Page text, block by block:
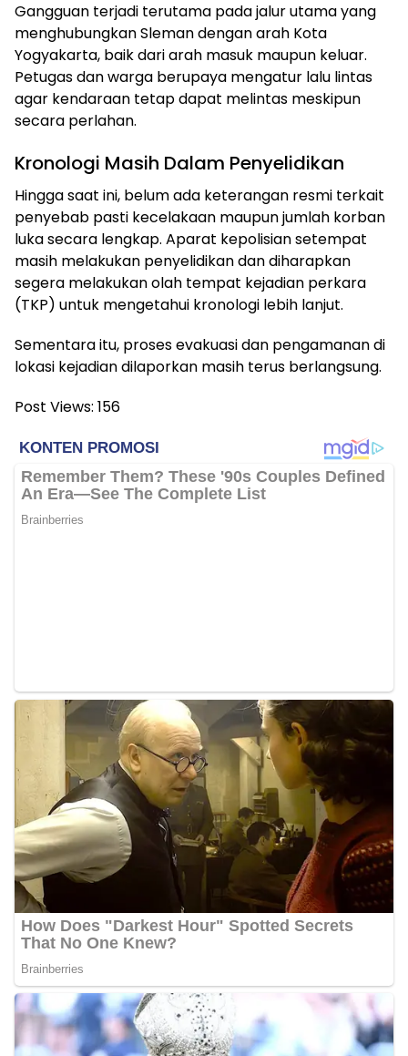
Gangguan terjadi terutama pada jalur utama yang
menghubungkan Sleman dengan arah Kota
Yogyakarta, baik dari arah masuk maupun keluar.
Petugas dan warga berupaya mengatur lalu lintas
agar kendaraan tetap dapat melintas meskipun
secara perlahan.
Kronologi Masih Dalam Penyelidikan
Hingga saat ini, belum ada keterangan resmi terkait
penyebab pasti kecelakaan maupun jumlah korban
luka secara lengkap. Aparat kepolisian setempat
masih melakukan penyelidikan dan diharapkan
segera melakukan olah tempat kejadian perkara
(TKP) untuk mengetahui kronologi lebih lanjut.
Sementara itu, proses evakuasi dan pengamanan di
lokasi kejadian dilaporkan masih terus berlangsung.
Post Views: 156